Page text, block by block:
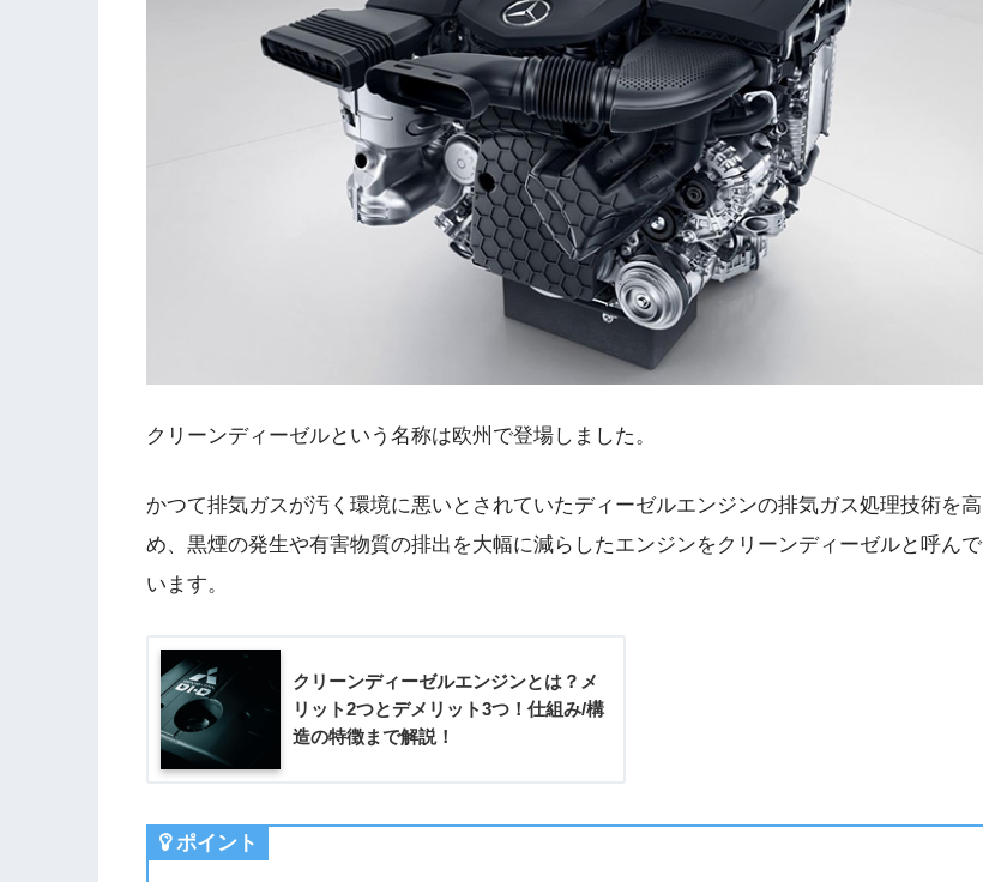
クリーンディーゼルという名称は欧州で登場しました。
かつて排気ガスが汚く環境に悪いとされていたディーゼルエンジンの排気ガス処理技術を高
め、黒煙の発生や有害物質の排出を大幅に減らしたエンジンをクリーンディーゼルと呼んで
います。
クリーンディーゼルエンジンとは？メ
リット2つとデメリット3つ！仕組み/構
造の特徴まで解説！
ポイント